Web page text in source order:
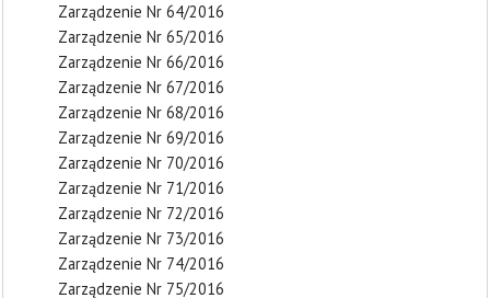
Zarządzenie Nr 64/2016
Zarządzenie Nr 65/2016
Zarządzenie Nr 66/2016
Zarządzenie Nr 67/2016
Zarządzenie Nr 68/2016
Zarządzenie Nr 69/2016
Zarządzenie Nr 70/2016
Zarządzenie Nr 71/2016
Zarządzenie Nr 72/2016
Zarządzenie Nr 73/2016
Zarządzenie Nr 74/2016
Zarządzenie Nr 75/2016